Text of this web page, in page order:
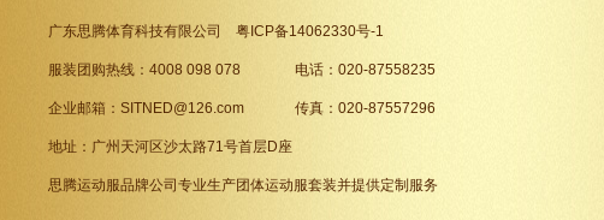
广东思腾体育科技有限公司 粤ICP备14062330号-1
服装团购热线：4008 098 078 电话：020-87558235
企业邮箱：SITNED@126.com 传真：020-87557296
地址：广州天河区沙太路71号首层D座
思腾运动服品牌公司专业生产团体运动服套装并提供定制服务